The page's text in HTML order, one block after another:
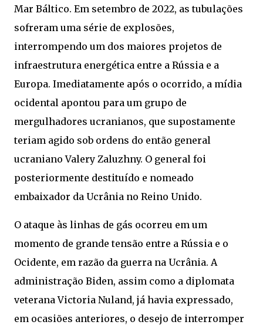
Mar Báltico. Em setembro de 2022, as tubulações
sofreram uma série de explosões,
interrompendo um dos maiores projetos de
infraestrutura energética entre a Rússia e a
Europa. Imediatamente após o ocorrido, a mídia
ocidental apontou para um grupo de
mergulhadores ucranianos, que supostamente
teriam agido sob ordens do então general
ucraniano Valery Zaluzhny. O general foi
posteriormente destituído e nomeado
embaixador da Ucrânia no Reino Unido.
O ataque às linhas de gás ocorreu em um
momento de grande tensão entre a Rússia e o
Ocidente, em razão da guerra na Ucrânia. A
administração Biden, assim como a diplomata
veterana Victoria Nuland, já havia expressado,
em ocasiões anteriores, o desejo de interromper